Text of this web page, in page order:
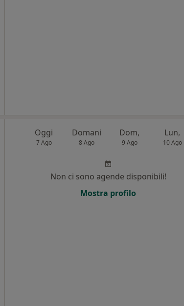
Oggi
7 Ago
Domani
8 Ago
Dom,
9 Ago
Lun,
10 Ago
Non ci sono agende disponibili!
Mostra profilo